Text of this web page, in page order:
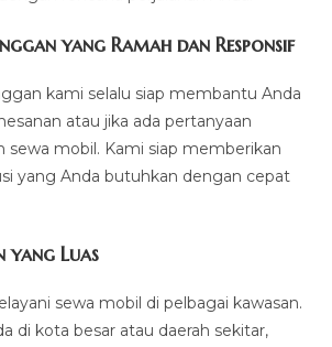
yang Ramah dan Responsif
kami selalu siap membantu Anda
atau jika ada pertanyaan
sewa mobil. Kami siap memberikan
yang Anda butuhkan dengan cepat
yang Luas
sewa mobil di pelbagai kawasan.
di kota besar atau daerah sekitar,